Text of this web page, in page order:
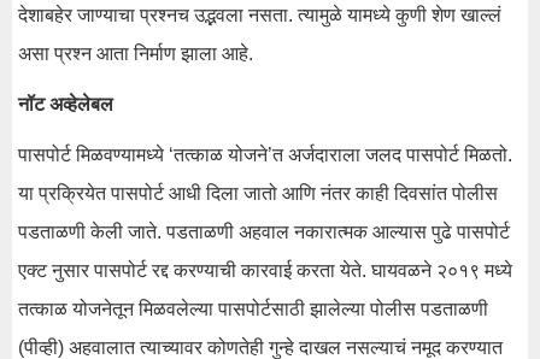
देशाबहेर जाण्याचा प्रश्नच उद्भवला नसता. त्यामुळे यामध्ये कुणी शेण खाल्लं
असा प्रश्न आता निर्माण झाला आहे.
नॉट अव्हेलेबल
पासपोर्ट मिळवण्यामध्ये ‘तत्काळ योजने’त अर्जदाराला जलद पासपोर्ट मिळतो.
या प्रक्रियेत पासपोर्ट आधी दिला जातो आणि नंतर काही दिवसांत पोलीस
पडताळणी केली जाते. पडताळणी अहवाल नकारात्मक आल्यास पुढे पासपोर्ट
एक्ट नुसार पासपोर्ट रद्द करण्याची कारवाई करता येते. घायवळने २०१९ मध्ये
तत्काळ योजनेतून मिळवलेल्या पासपोर्टसाठी झालेल्या पोलीस पडताळणी
(पीव्ही) अहवालात त्याच्यावर कोणतेही गुन्हे दाखल नसल्याचं नमूद करण्यात